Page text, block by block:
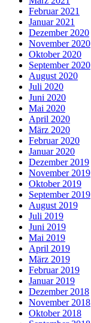
Februar 2021
Januar 2021
Dezember 2020
November 2020
Oktober 2020
September 2020
August 2020
Juli 2020
Juni 2020
Mai 2020
April 2020
März 2020
Februar 2020
Januar 2020
Dezember 2019
November 2019
Oktober 2019
September 2019
August 2019
Juli 2019
Juni 2019
Mai 2019
April 2019
März 2019
Februar 2019
Januar 2019
Dezember 2018
November 2018
Oktober 2018